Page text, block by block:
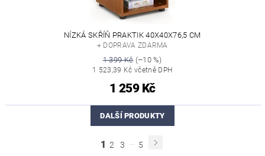
NÍZKÁ SKŘÍŇ PRAKTIK 40X40X76,5 CM
+ DOPRAVA ZDARMA
1 399 Kč(–10 %)
1 523,39 Kč včetně DPH
1 259 Kč
DALŠÍ PRODUKTY
1 2 3 5